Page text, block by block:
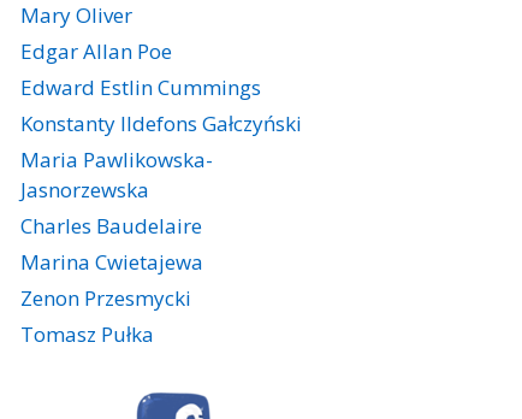
Mary Oliver
Edgar Allan Poe
Edward Estlin Cummings
Konstanty Ildefons Gałczyński
Maria Pawlikowska-
Jasnorzewska
Charles Baudelaire
Marina Cwietajewa
Zenon Przesmycki
Tomasz Pułka